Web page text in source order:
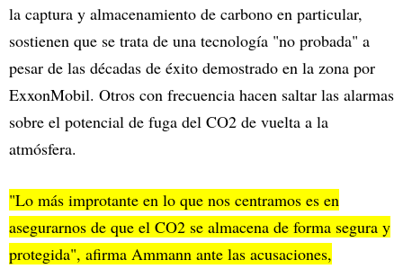
la captura y almacenamiento de carbono en particular,
sostienen que se trata de una tecnología "no probada" a
pesar de las décadas de éxito demostrado en la zona por
ExxonMobil. Otros con frecuencia hacen saltar las alarmas
sobre el potencial de fuga del CO2 de vuelta a la
atmósfera.
"Lo más improtante en lo que nos centramos es en
asegurarnos de que el CO2 se almacena de forma segura y
protegida", afirma Ammann ante las acusaciones,